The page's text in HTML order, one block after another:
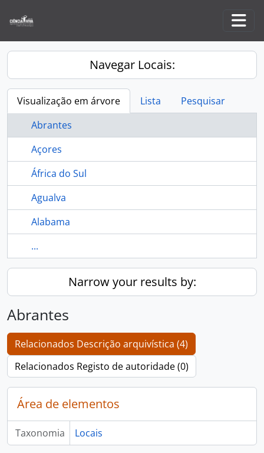
Navegar Locais:
Visualização em árvore Lista
Pesquisar
Abrantes
Açores
África do Sul
Agualva
Alabama
...
Narrow your results by:
Abrantes
Relacionados Descrição arquivística (4)
Relacionados Registo de autoridade (0)
Área de elementos
Taxonomia Locais